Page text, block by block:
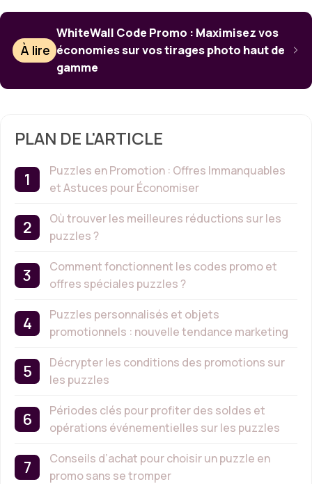
À lire
WhiteWall Code Promo : Maximisez vos
économies sur vos tirages photo haut de
gamme
PLAN DE L'ARTICLE
Puzzles en Promotion : Offres Immanquables
et Astuces pour Économiser
Où trouver les meilleures réductions sur les
puzzles ?
Comment fonctionnent les codes promo et
offres spéciales puzzles ?
Puzzles personnalisés et objets
promotionnels : nouvelle tendance marketing
Décrypter les conditions des promotions sur
les puzzles
Périodes clés pour profiter des soldes et
opérations événementielles sur les puzzles
Conseils d’achat pour choisir un puzzle en
promo sans se tromper